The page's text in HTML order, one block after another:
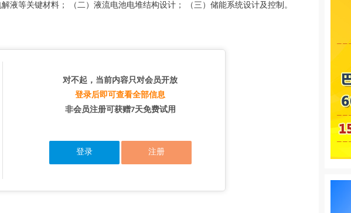
液等关键材料； （二）液流电池电堆结构设计； （三）储能系统设计及控制。
对不起，当前内容只对会员开放
登录后即可查看全部信息
非会员注册可获赠7天免费试用
登录 注册